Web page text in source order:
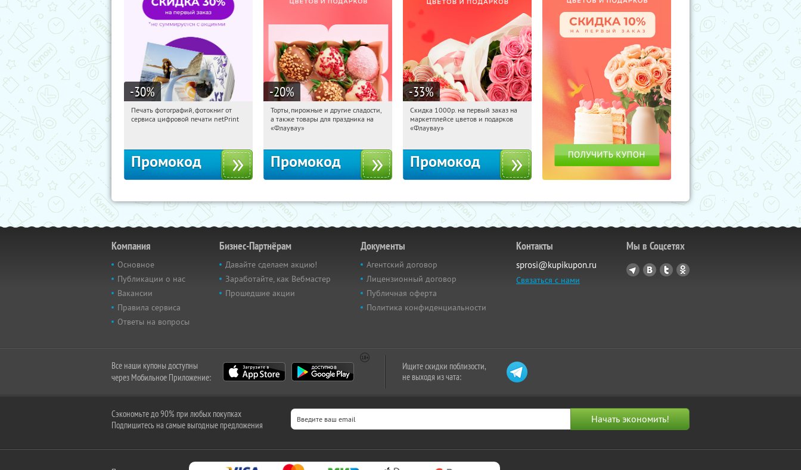
-30%
21:18:12 Получили:
Печать фотографий, фотокниг от
сервиса цифровой печати netPrint
Промокод
-20%
21:18:12 Получили:
Россия
Торты, пирожные и другие сладости,
а также товары для праздника на
«Флаувау»
Промокод
-33%
21:18:12 Получили:
Россия
Скидка 1000р. на первый заказ на
маркетплейсе цветов и подарков
«Флаувау»
Промокод
Компания
Основное
Публикации о нас
Вакансии
Правила сервиса
Ответы на вопросы
Бизнес-Партнёрам
Давайте сделаем акцию!
Заработайте, как Вебмастер
Прошедшие акции
Документы
Агентский договор
Лицензионный договор
Публичная оферта
Политика конфиденциальности
Контакты
sprosi@kupikupon.ru
Связаться с нами
Мы в Соцсетях
Все наши купоны доступны
через Мобильное Приложение:
Ищите скидки поблизости,
не выходя из чата:
Сэкономьте до 90% при любых покупках
Подпишитесь на самые выгодные предложения